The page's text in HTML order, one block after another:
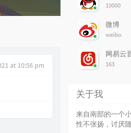
at 10:56 pm
10000
微博
weibo
网易云
163
关于我
来自南部的一个
性不张扬，讨厌随